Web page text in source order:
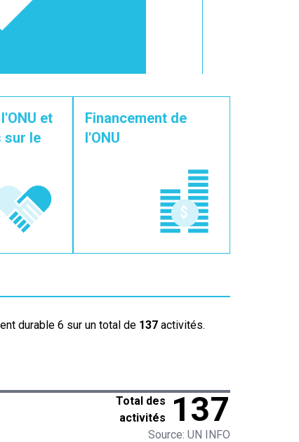
et
sur le
Financement de
l'ONU
durable 6 sur un total de 137 activités.
Total des
activités
137
Source: UN INFO